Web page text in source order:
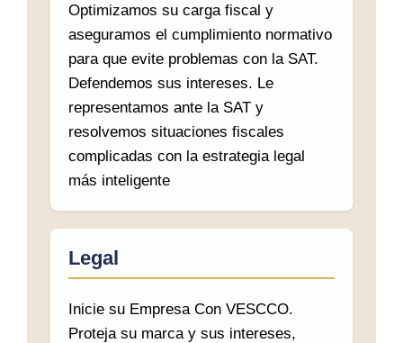
Optimizamos su carga fiscal y
aseguramos el cumplimiento normativo
para que evite problemas con la SAT.
Defendemos sus intereses. Le
representamos ante la SAT y
resolvemos situaciones fiscales
complicadas con la estrategia legal
más inteligente
Legal
Inicie su Empresa Con VESCCO.
Proteja su marca y sus intereses,